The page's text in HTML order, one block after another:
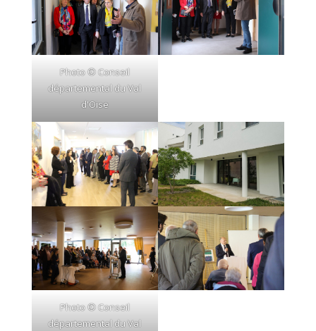
Photo © Conseil
départemental du Val
d'Oise
Photo © Conseil
départemental du Val